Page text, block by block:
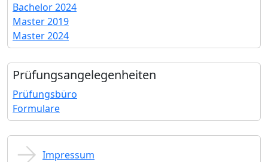
Bachelor 2024
Master 2019
Master 2024
Prüfungs­angelegenheiten
Prüfungsbüro
Formulare
Impressum